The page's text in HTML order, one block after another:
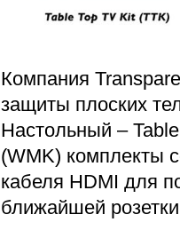
Компания
защиты плоских
Настольный –
(WMK) комплекты
кабеля HDMI для
ближайшей